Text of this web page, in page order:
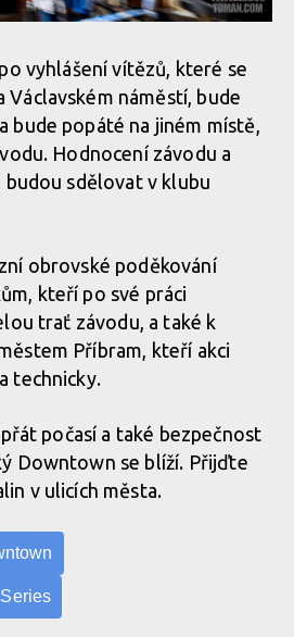
vyhlášení vítězů, které se
Václavském náměstí, bude
bude popáté na jiném místě,
Hodnocení závodu a
budou sdělovat v klubu
obrovské poděkování
kteří po své práci
trať závodu, a také k
Příbram, kteří akci
technicky.
počasí a také bezpečnost
Downtown se blíží. Přijďte
v ulicích města.